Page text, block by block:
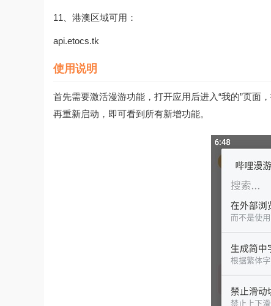
11、港澳区域可用：
api.etocs.tk
使用说明
首先需要激活漫游功能，打开应用后进入“我的”页面
再重新启动，即可看到所有新增功能。